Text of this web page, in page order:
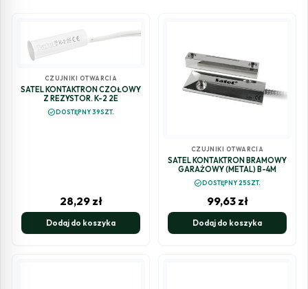
CZUJNIKI OTWARCIA
SATEL KONTAKTRON CZOŁOWY
Z REZYSTOR. K-2 2E
check_circleDOSTĘPNY 39SZT.
28,29 zł
Dodaj do koszyka
CZUJNIKI OTWARCIA
SATEL KONTAKTRON BRAMOWY
GARAŻOWY (METAL) B-4M
check_circleDOSTĘPNY 25SZT.
99,63 zł
Dodaj do koszyka